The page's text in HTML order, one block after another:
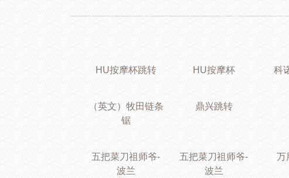
HU按摩杯跳转 HU按摩杯 科
（英文）牧田链条
锯
鼎兴跳转
五把菜刀祖师爷-
波兰
五把菜刀祖师爷-
波兰
万